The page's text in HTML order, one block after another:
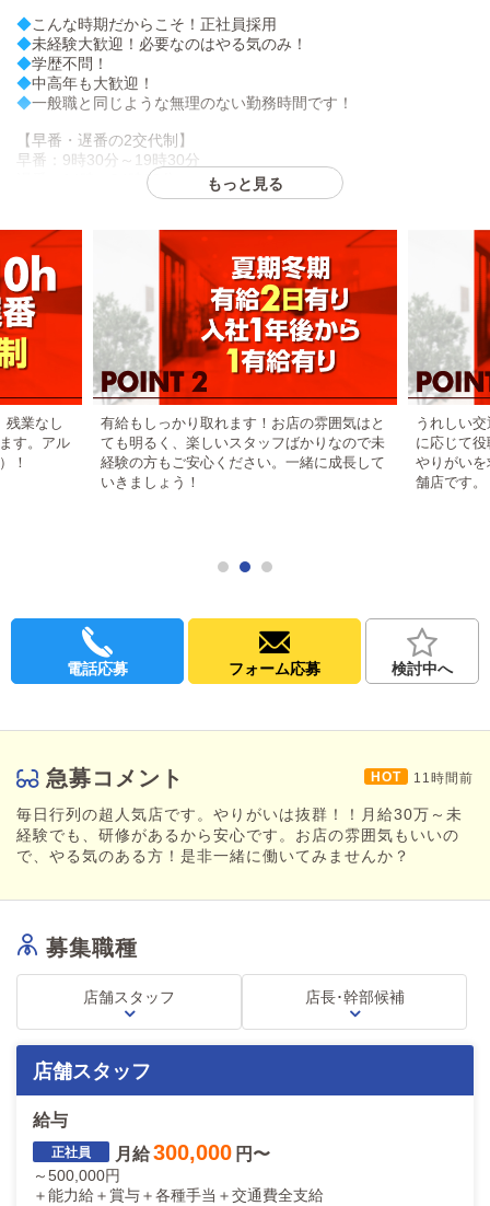
◆こんな時期だからこそ！正社員採用
◆未経験大歓迎！必要なのはやる気のみ！
◆学歴不問！
◆中高年も大歓迎！
◆一般職と同じような無理のない勤務時間です！
【早番・遅番の2交代制】
早番：9時30分～19時30分
遅番：14時～24時30分
※休憩1.5時間/実働8時間
【各種待遇整ってます】
・夏期冬期有給2日あり
・入社1年後から月1有給あり
・完全週1休制
・交通費支給
・ボーナスあり
・研修期間3ヶ月あり
etc…大型店舗だからこその待遇あり！
そして気になる業務内容は、客室掃除とフロント接客を中心に行
います。
・店舗型なので運転業務なし！
難しいことがないので、未経験でも無理せず覚えていっていただ
20年以上の信頼と実績のあるお店だから、新入社員へのサポート
体制も万全！
これまで培ってきたノウハウで、先輩スタッフがあなたをしっか
りサポートします。
忙しい時もありますが、その分やりがいは抜群！
お店の雰囲気もいいので、やる気のある方ぜひ！
一緒に働いてみませんか？
せっかく入ってくれた仲間だから、長く続けてほしい。
長く続けられるお店『ニュークリスタル』。
ご応募お待ちしております！
もっと見る
残業なし
す。アル
！
有給もしっかり取れます！お店の雰囲気はと
ても明るく、楽しいスタッフばかりなので未
経験の方もご安心ください。一緒に成長して
いきましょう！
うれしい
に応じて
やりがい
舗店です。
電話応募 フォーム応募 検討中へ
急募コメント 11時間前
毎日行列の超人気店です。やりがいは抜群！！月給30万～未
経験でも、研修があるから安心です。お店の雰囲気もいいの
で、やる気のある方！是非一緒に働いてみませんか？
募集職種
店舗スタッフ 店長･幹部候補
店舗スタッフ
給与
月給300,000 円〜
～500,000円
＋能力給＋賞与＋各種手当＋交通費全支給